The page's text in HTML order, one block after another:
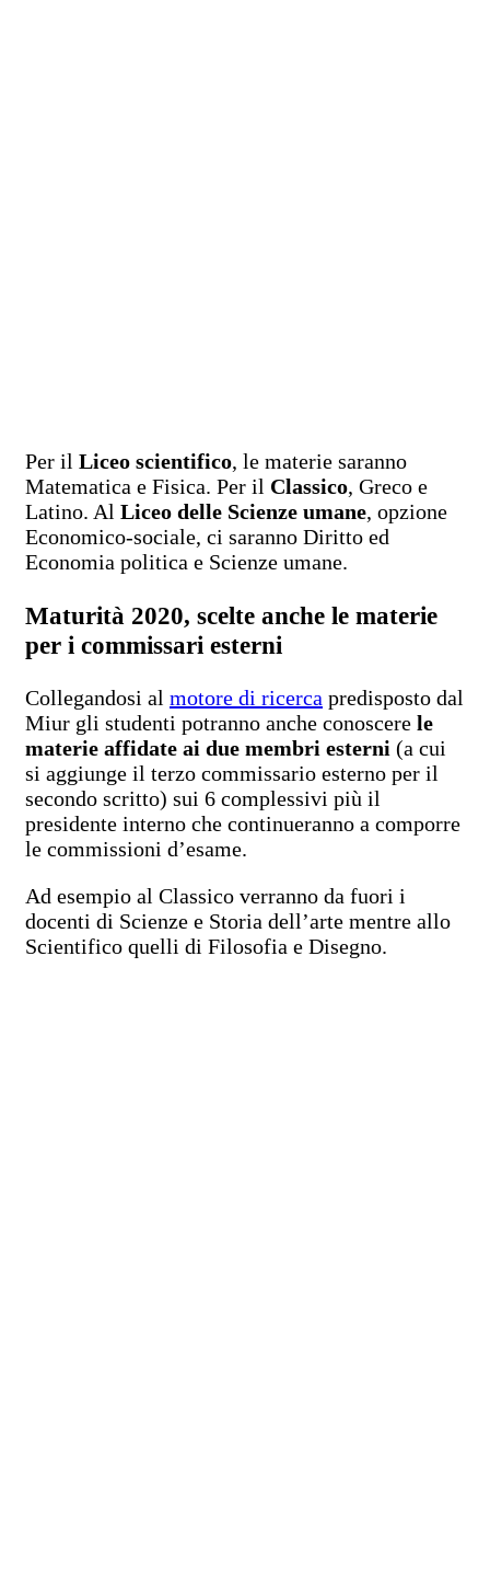
Per il Liceo scientifico, le materie saranno
Matematica e Fisica. Per il Classico, Greco e
Latino. Al Liceo delle Scienze umane, opzione
Economico-sociale, ci saranno Diritto ed
Economia politica e Scienze umane.
Maturità 2020, scelte anche le materie
per i commissari esterni
Collegandosi al motore di ricerca predisposto dal
Miur gli studenti potranno anche conoscere le
materie affidate ai due membri esterni (a cui
si aggiunge il terzo commissario esterno per il
secondo scritto) sui 6 complessivi più il
presidente interno che continueranno a comporre
le commissioni d’esame.
Ad esempio al Classico verranno da fuori i
docenti di Scienze e Storia dell’arte mentre allo
Scientifico quelli di Filosofia e Disegno.